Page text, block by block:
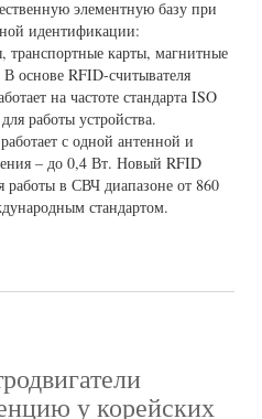
элементную базу при
идентификации:
транспортные карты, магнитные
основе RFID-считывателя
на частоте стандарта ISO
работы устройства.
с одной антенной и
– до 0,4 Вт. Новый RFID
работы в СВЧ диапазоне от 860
стандартом.
у корейских